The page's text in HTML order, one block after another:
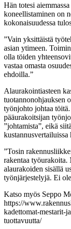
Hän totesi
koneellistaminen on
kokonaisuudessa
”Vain yksittäistä
asian ytimeen.
olla töiden
vastaa omasta
ehdoilla.”
Alaurakointiasteen
tuotannonohjauksen
työnjohto johtaa
pääurakoitsijan
”johtamista”, eikä
kustannusvertailuissa
”Tosin
rakentaa työurakoita.
alaurakoiden sisällä
työnjärjestelyjä. Ei
Katso myös Seppo
https://
kadettomat-mestarit-
tuottavuutta/